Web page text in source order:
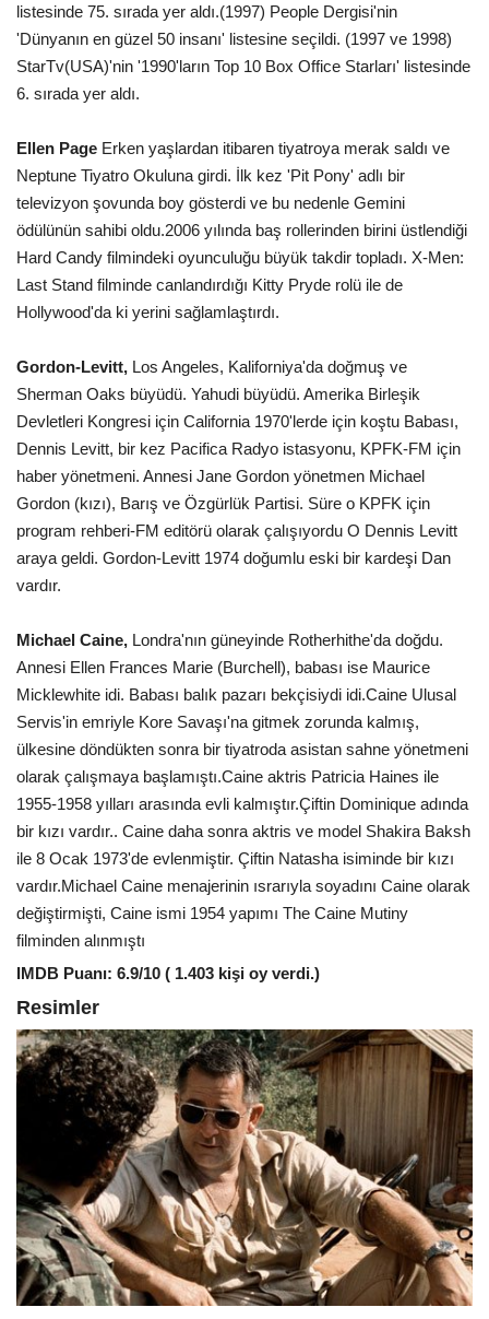
listesinde 75. sırada yer aldı.(1997) People Dergisi'nin
'Dünyanın en güzel 50 insanı' listesine seçildi. (1997 ve 1998)
StarTv(USA)'nin '1990'ların Top 10 Box Office Starları' listesinde
6. sırada yer aldı.
Ellen Page Erken yaşlardan itibaren tiyatroya merak saldı ve
Neptune Tiyatro Okuluna girdi. İlk kez 'Pit Pony' adlı bir
televizyon şovunda boy gösterdi ve bu nedenle Gemini
ödülünün sahibi oldu.2006 yılında baş rollerinden birini üstlendiği
Hard Candy filmindeki oyunculuğu büyük takdir topladı. X-Men:
Last Stand filminde canlandırdığı Kitty Pryde rolü ile de
Hollywood'da ki yerini sağlamlaştırdı.
Gordon-Levitt, Los Angeles, Kaliforniya'da doğmuş ve
Sherman Oaks büyüdü. Yahudi büyüdü. Amerika Birleşik
Devletleri Kongresi için California 1970'lerde için koştu Babası,
Dennis Levitt, bir kez Pacifica Radyo istasyonu, KPFK-FM için
haber yönetmeni. Annesi Jane Gordon yönetmen Michael
Gordon (kızı), Barış ve Özgürlük Partisi. Süre o KPFK için
program rehberi-FM editörü olarak çalışıyordu O Dennis Levitt
araya geldi. Gordon-Levitt 1974 doğumlu eski bir kardeşi Dan
vardır.
Michael Caine, Londra'nın güneyinde Rotherhithe'da doğdu.
Annesi Ellen Frances Marie (Burchell), babası ise Maurice
Micklewhite idi. Babası balık pazarı bekçisiydi idi.Caine Ulusal
Servis'in emriyle Kore Savaşı'na gitmek zorunda kalmış,
ülkesine döndükten sonra bir tiyatroda asistan sahne yönetmeni
olarak çalışmaya başlamıştı.Caine aktris Patricia Haines ile
1955-1958 yılları arasında evli kalmıştır.Çiftin Dominique adında
bir kızı vardır.. Caine daha sonra aktris ve model Shakira Baksh
ile 8 Ocak 1973'de evlenmiştir. Çiftin Natasha isiminde bir kızı
vardır.Michael Caine menajerinin ısrarıyla soyadını Caine olarak
değiştirmişti, Caine ismi 1954 yapımı The Caine Mutiny
filminden alınmıştı
IMDB Puanı: 6.9/10 ( 1.403 kişi oy verdi.)
Resimler